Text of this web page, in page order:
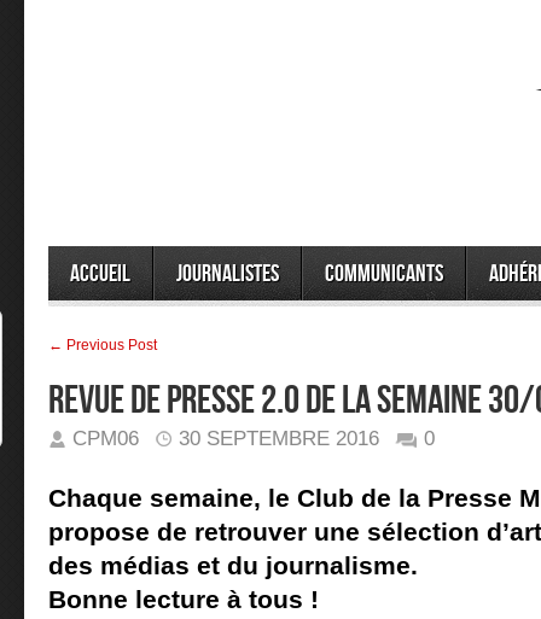
Accueil Journalistes Communicants
← Previous Post
Revue de presse 2.0 de la semaine
CPM06 30 SEPTEMBRE 2016 0
Chaque semaine, le Club de la Presse
propose de retrouver une sélection
des médias et du journalisme.
Bonne lecture à tous !